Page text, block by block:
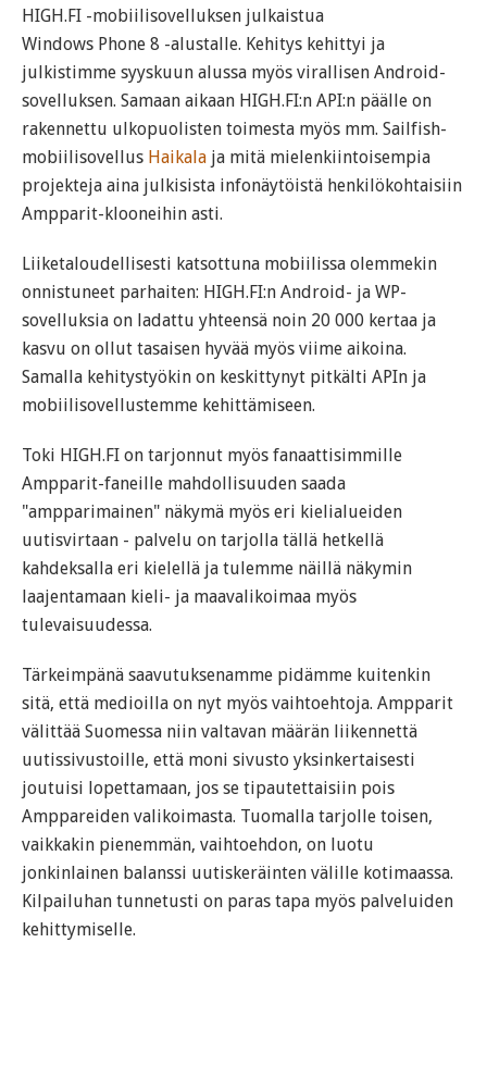
HIGH.FI -mobiilisovelluksen julkaistua
Windows Phone 8 -alustalle. Kehitys kehittyi ja
julkistimme syyskuun alussa myös virallisen Android-
sovelluksen. Samaan aikaan HIGH.FI:n API:n päälle on
rakennettu ulkopuolisten toimesta myös mm. Sailfish-
mobiilisovellus Haikala ja mitä mielenkiintoisempia
projekteja aina julkisista infonäytöistä henkilökohtaisiin
Ampparit-klooneihin asti.
Liiketaloudellisesti katsottuna mobiilissa olemmekin
onnistuneet parhaiten: HIGH.FI:n Android- ja WP-
sovelluksia on ladattu yhteensä noin 20 000 kertaa ja
kasvu on ollut tasaisen hyvää myös viime aikoina.
Samalla kehitystyökin on keskittynyt pitkälti APIn ja
mobiilisovellustemme kehittämiseen.
Toki HIGH.FI on tarjonnut myös fanaattisimmille
Ampparit-faneille mahdollisuuden saada
"ampparimainen" näkymä myös eri kielialueiden
uutisvirtaan - palvelu on tarjolla tällä hetkellä
kahdeksalla eri kielellä ja tulemme näillä näkymin
laajentamaan kieli- ja maavalikoimaa myös
tulevaisuudessa.
Tärkeimpänä saavutuksenamme pidämme kuitenkin
sitä, että medioilla on nyt myös vaihtoehtoja. Ampparit
välittää Suomessa niin valtavan määrän liikennettä
uutissivustoille, että moni sivusto yksinkertaisesti
joutuisi lopettamaan, jos se tipautettaisiin pois
Amppareiden valikoimasta. Tuomalla tarjolle toisen,
vaikkakin pienemmän, vaihtoehdon, on luotu
jonkinlainen balanssi uutiskeräinten välille kotimaassa.
Kilpailuhan tunnetusti on paras tapa myös palveluiden
kehittymiselle.